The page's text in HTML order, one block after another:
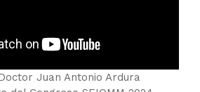
Juan Antonio Ardura